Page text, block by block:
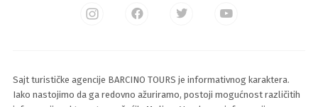
Sajt turističke agencije BARCINO TOURS je informativnog karaktera.
Iako nastojimo da ga redovno ažuriramo, postoji mogućnost različitih